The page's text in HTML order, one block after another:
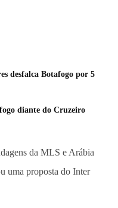
desfalca Botafogo por 5
diante do Cruzeiro
da MLS e Arábia
uma proposta do Inter